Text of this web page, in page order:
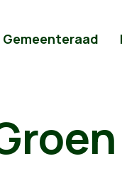
Gemeenteraad